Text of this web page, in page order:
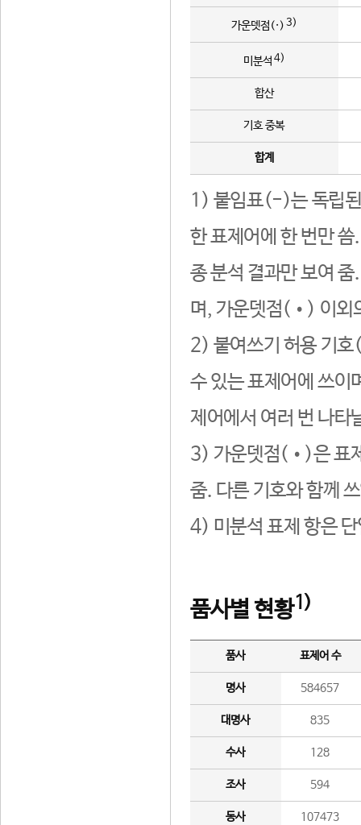
가운뎃점(·) 3)
미분석 4)
합산
기호 중복
합계
1) 붙임표(-)는 독립된
한 표제어에 한 번만
종 분석 결과만 보여
며, 가운뎃점(•) 이외
2) 붙여쓰기 허용 기호
수 있는 표제어에 쓰이
제어에서 여러 번 나타
3) 가운뎃점(•)은 표
줌. 다른 기호와 함께
4) 미분석 표제 항은
품사별 현황1)
품사 표제어 수
명사 584657
대명사 835
수사 128
조사 594
동사 107473